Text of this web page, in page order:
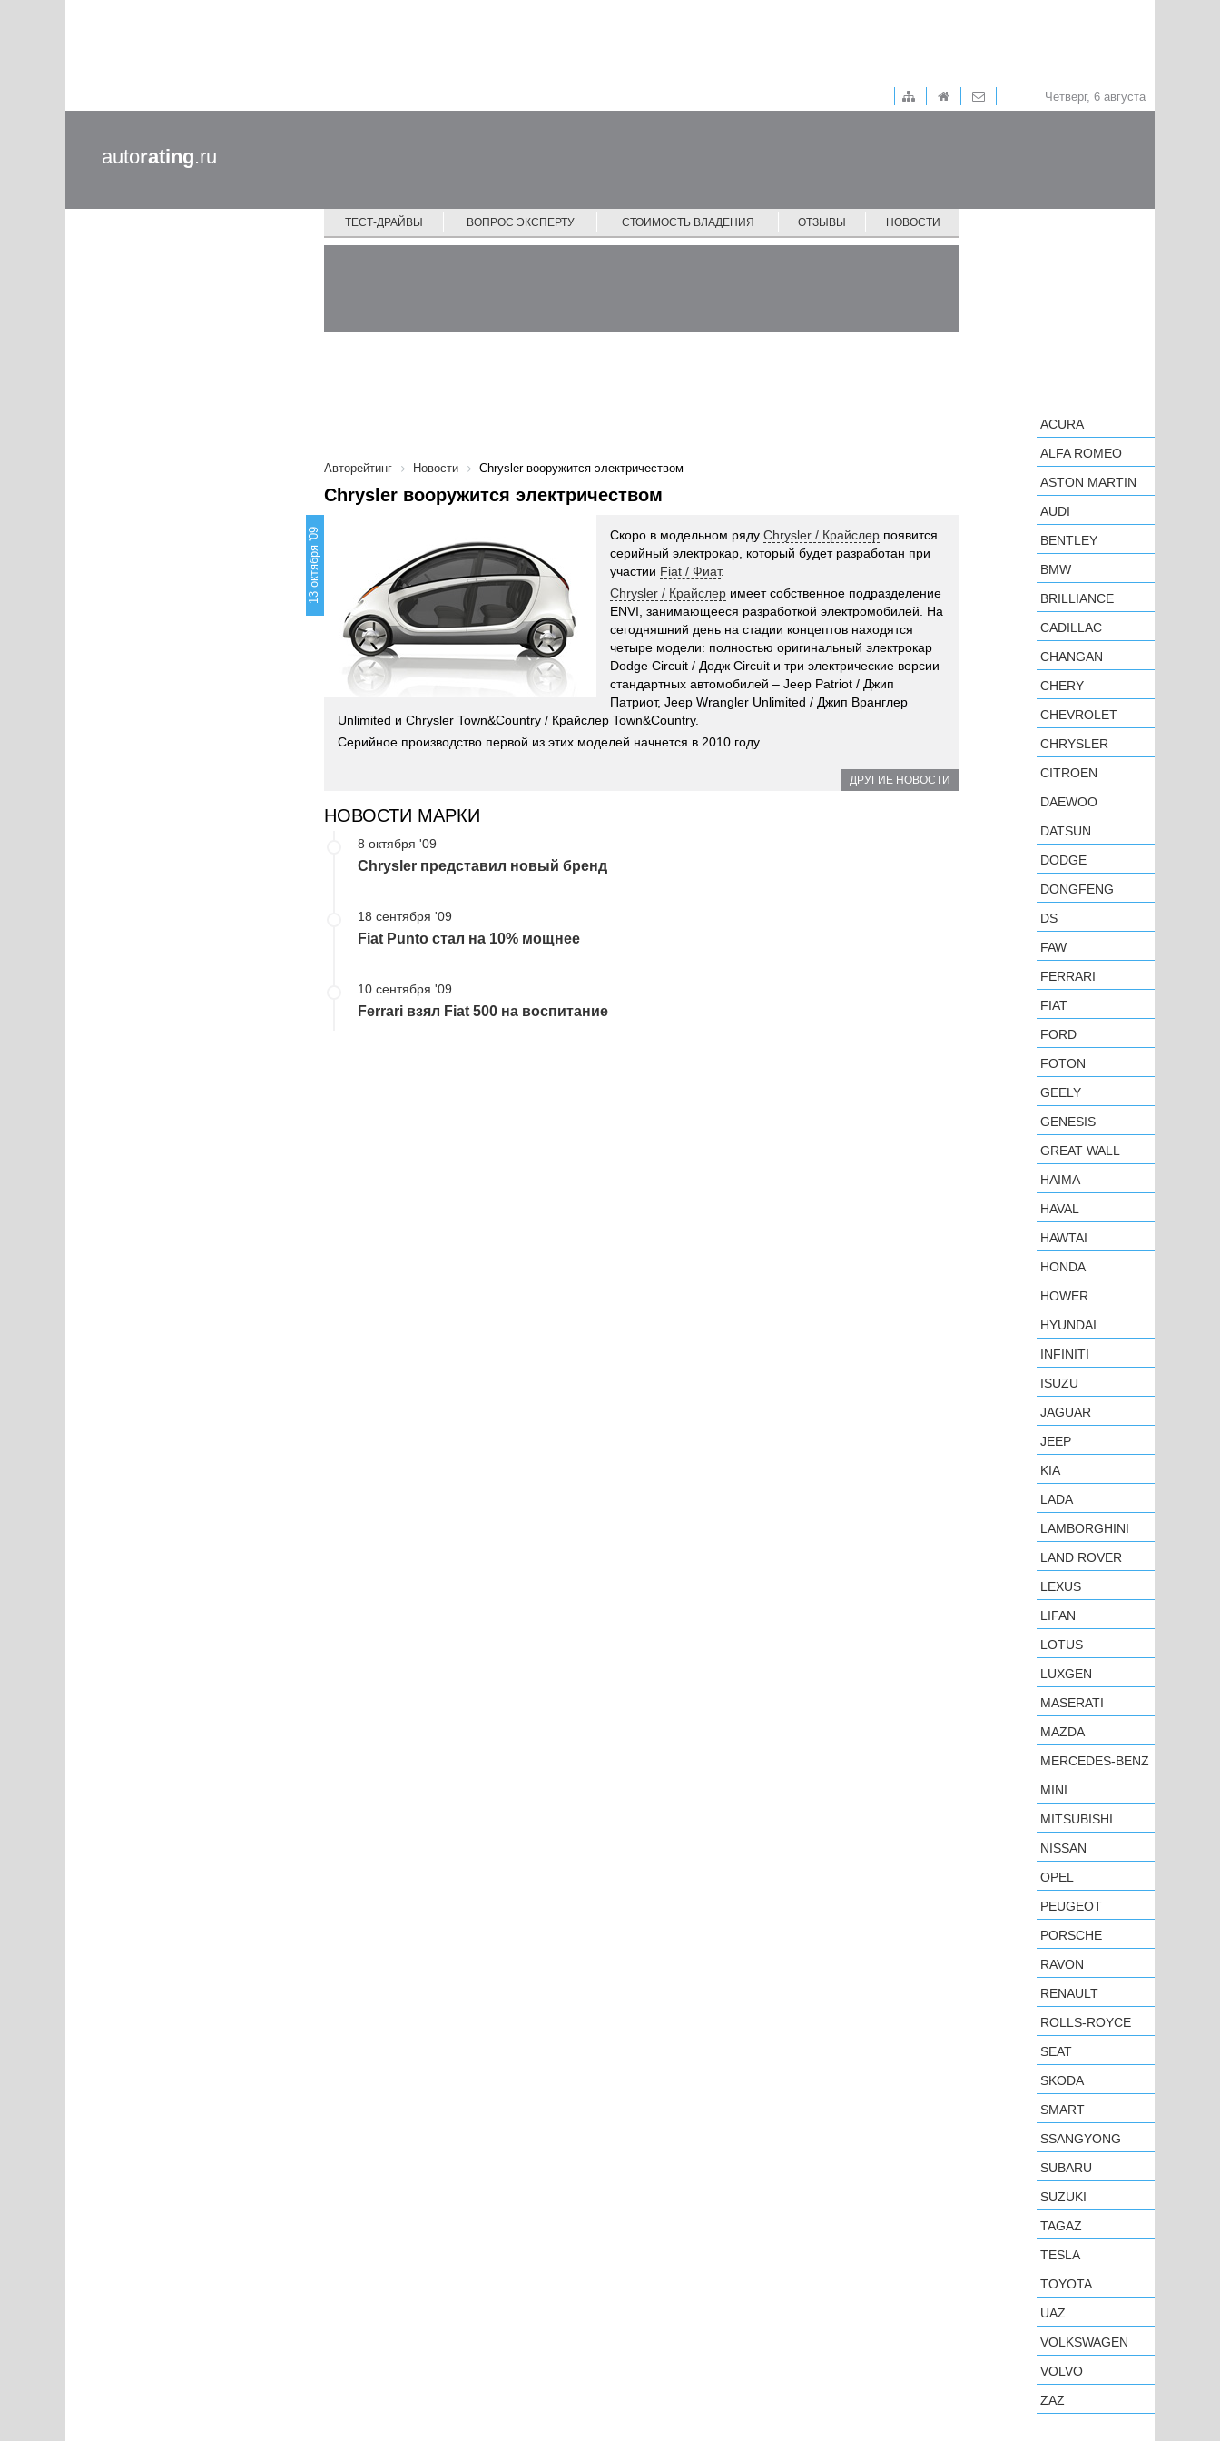
Четверг, 6 августа
autorating.ru
ТЕСТ-ДРАЙВЫ ВОПРОС ЭКСПЕРТУ СТОИМОСТЬ ВЛАДЕНИЯ ОТЗЫВЫ НОВОСТИ
Авторейтинг Новости Chrysler вооружится электричеством
Chrysler вооружится электричеством
13 октября '09 Скоро в модельном ряду Chrysler / Крайслер появится
серийный электрокар, который будет разработан при
участии Fiat / Фиат.
Chrysler / Крайслер имеет собственное подразделение
ENVI, занимающееся разработкой электромобилей. На
сегодняшний день на стадии концептов находятся
четыре модели: полностью оригинальный электрокар
Dodge Circuit / Додж Circuit и три электрические версии
стандартных автомобилей – Jeep Patriot / Джип
Патриот, Jeep Wrangler Unlimited / Джип Вранглер
Unlimited и Chrysler Town&Country / Крайслер Town&Country.
Серийное производство первой из этих моделей начнется в 2010 году.
ДРУГИЕ НОВОСТИ
НОВОСТИ МАРКИ
8 октября '09
Chrysler представил новый бренд
18 сентября '09
Fiat Punto стал на 10% мощнее
10 сентября '09
Ferrari взял Fiat 500 на воспитание
ACURA
ALFA ROMEO
ASTON MARTIN
AUDI
BENTLEY
BMW
BRILLIANCE
CADILLAC
CHANGAN
CHERY
CHEVROLET
CHRYSLER
CITROEN
DAEWOO
DATSUN
DODGE
DONGFENG
DS
FAW
FERRARI
FIAT
FORD
FOTON
GEELY
GENESIS
GREAT WALL
HAIMA
HAVAL
HAWTAI
HONDA
HOWER
HYUNDAI
INFINITI
ISUZU
JAGUAR
JEEP
KIA
LADA
LAMBORGHINI
LAND ROVER
LEXUS
LIFAN
LOTUS
LUXGEN
MASERATI
MAZDA
MERCEDES-BENZ
MINI
MITSUBISHI
NISSAN
OPEL
PEUGEOT
PORSCHE
RAVON
RENAULT
ROLLS-ROYCE
SEAT
SKODA
SMART
SSANGYONG
SUBARU
SUZUKI
TAGAZ
TESLA
TOYOTA
UAZ
VOLKSWAGEN
VOLVO
ZAZ